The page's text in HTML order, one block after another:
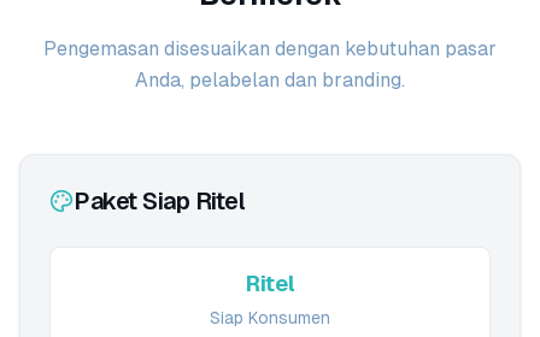
Pengemasan disesuaikan dengan kebutuhan pasar
Anda, pelabelan dan branding.
Paket Siap Ritel
Ritel
Siap Konsumen